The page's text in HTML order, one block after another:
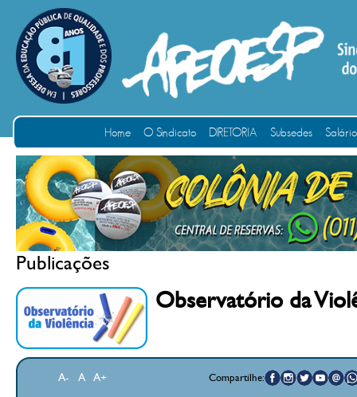
Home O Sindicato DIRETORIA Subsedes
Publicações
Observatório da
A- A A+ Compartilhe: